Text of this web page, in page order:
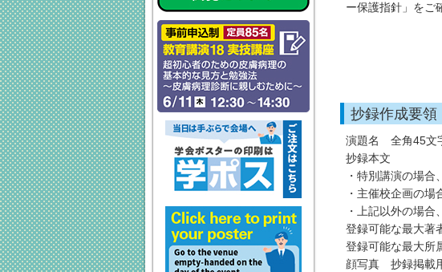
ー保護指針」をご
抄録作成要領
演題名 全角45文
抄録本文
・特別講演の場
・主催校企画の
・上記以外の場
登録可能な最大
登録可能な最大
顔写真 抄録掲載